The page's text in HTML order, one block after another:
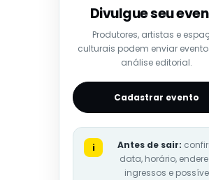
Divulgue seu
Produtores, artistas e
culturais podem enviar
análise editorial.
Cadastrar evento
i Antes de sair:
data, horário,
ingressos e